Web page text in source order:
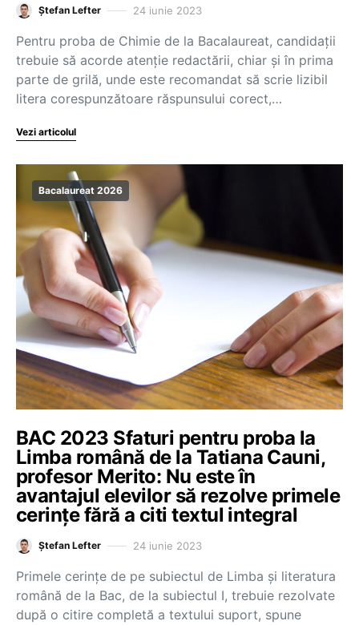
Ștefan Lefter 24 iunie 2023
Pentru proba de Chimie de la Bacalaureat, candidații
trebuie să acorde atenție redactării, chiar și în prima
parte de grilă, unde este recomandat să scrie lizibil
litera corespunzătoare răspunsului corect,…
Vezi articolul
Bacalaureat 2026
BAC 2023 Sfaturi pentru proba la
Limba română de la Tatiana Cauni,
profesor Merito: Nu este în
avantajul elevilor să rezolve primele
cerințe fără a citi textul integral
Ștefan Lefter 24 iunie 2023
Primele cerințe de pe subiectul de Limba și literatura
română de la Bac, de la subiectul I, trebuie rezolvate
după o citire completă a textului suport, spune